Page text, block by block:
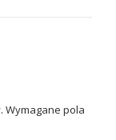
Wymagane pola